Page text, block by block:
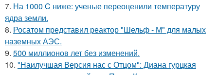
7. На 1000 C ниже: ученые переоценили температуру
ядра земли.
8. Росатом представил реактор "Шельф - М" для малых
наземных АЭС.
9. 500 миллионов лет без изменений.
10. "Наилучшая Версия нас с Отцом": Диана гурцкая